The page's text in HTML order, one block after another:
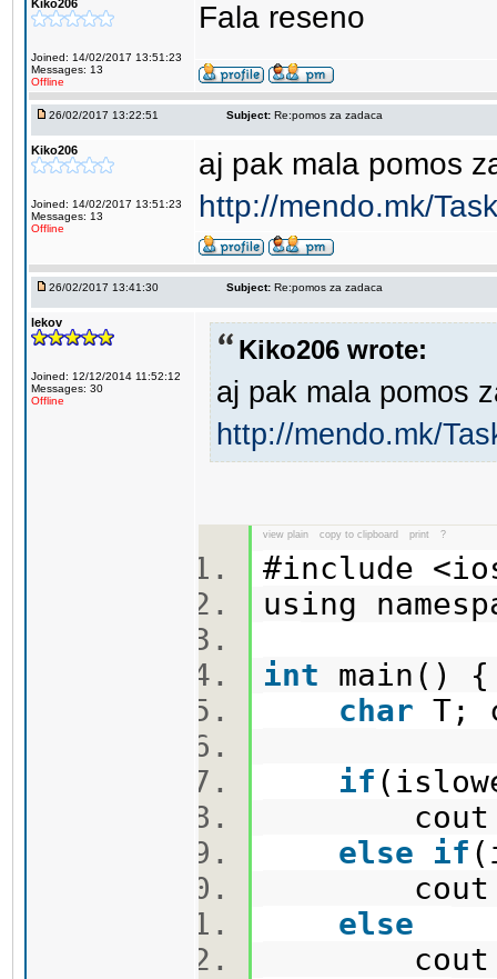
Kiko206
Joined: 14/02/2017 13:51:23
Messages: 13
Offline
Fala reseno
26/02/2017 13:22:51 Subject: Re:pomos za zadaca
Kiko206
Joined: 14/02/2017 13:51:23
Messages: 13
Offline
aj pak mala pomos
http://mendo.mk/
26/02/2017 13:41:30 Subject: Re:pomos za zadaca
lekov
Joined: 12/12/2014 11:52:12
Messages: 30
Offline
Kiko206 wrote:
aj pak mala pomos
http://mendo.mk/
view plain copy to clipboard print ?
#include
using
int
char T;
if
cout
else
if
cout
else
cout